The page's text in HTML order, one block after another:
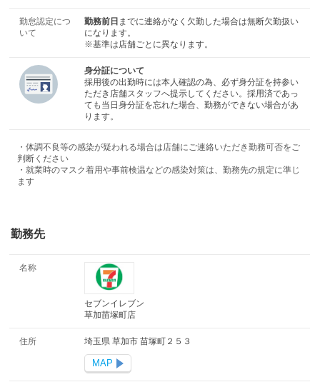
勤怠認定につ
いて
勤務前日 までに連絡がなく欠勤した場合は無断欠勤扱い
になります。
※基準は店舗ごとに異なります。
身分証について
採用後の出勤時には本人確認の為、必ず身分証を持参い
ただき店舗スタッフへ提示してください。採用済であっ
ても当日身分証を忘れた場合、勤務ができない場合があ
ります。
・体調不良等の感染が疑われる場合は店舗にご連絡いただき勤務可否をご
判断ください
・就業時のマスク着用や事前検温などの感染対策は、勤務先の規定に準じ
ます
勤務先
名称
セブンイレブン
草加苗塚町店
住所 埼玉県 草加市 苗塚町２５３
MAP